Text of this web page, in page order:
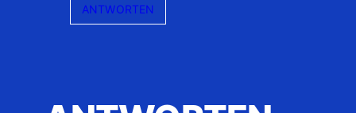
ANTWORTEN